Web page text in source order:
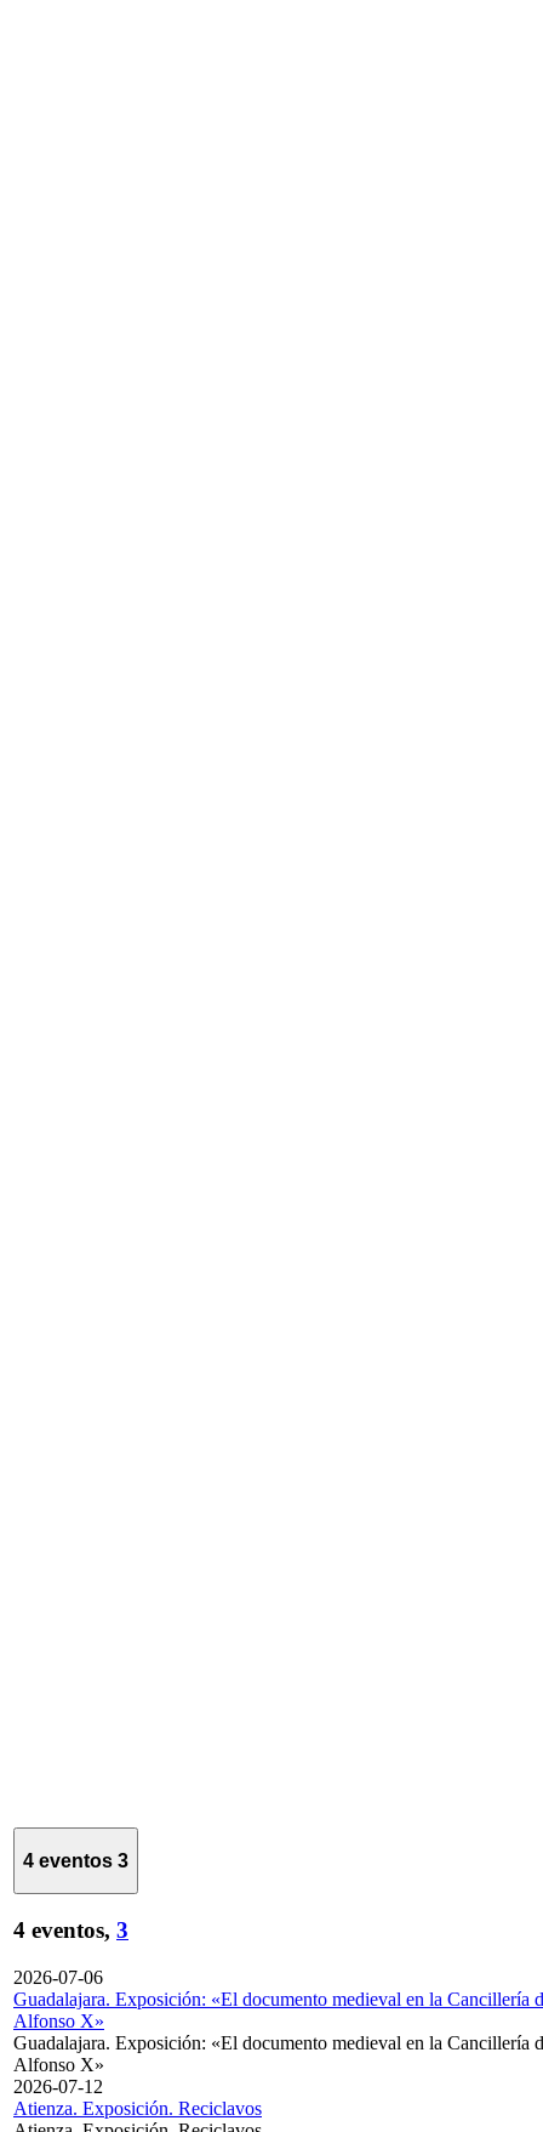
4 eventos 3
4 eventos, 3
2026-07-06
Guadalajara. Exposición: «El documento medieval en la Cancillería
Alfonso X»
Guadalajara. Exposición: «El documento medieval en la Cancillería
Alfonso X»
2026-07-12
Atienza. Exposición. Reciclavos